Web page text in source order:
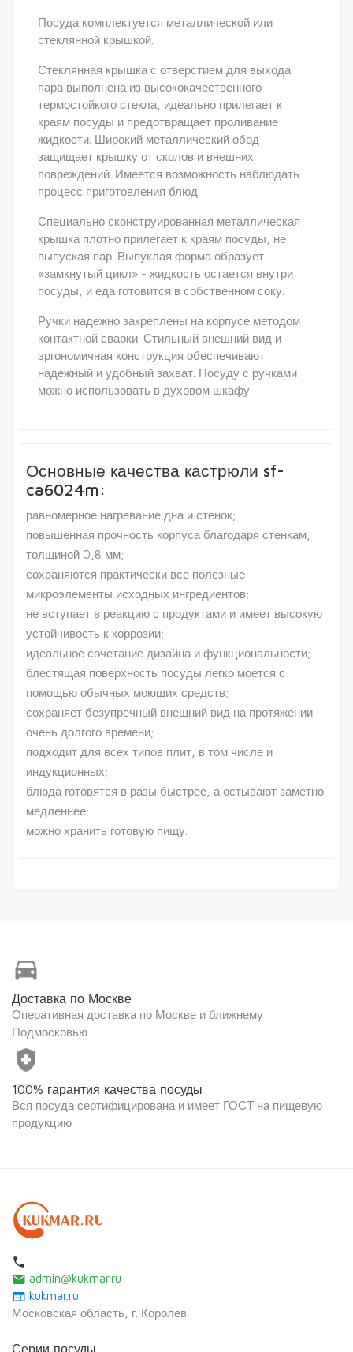
Посуда комплектуется металлической или
стеклянной крышкой.
Стеклянная крышка с отверстием для выхода
пара выполнена из высококачественного
термостойкого стекла, идеально прилегает к
краям посуды и предотвращает проливание
жидкости. Широкий металлический обод
защищает крышку от сколов и внешних
повреждений. Имеется возможность наблюдать
процесс приготовления блюд.
Специально сконструированная металлическая
крышка плотно прилегает к краям посуды, не
выпуская пар. Выпуклая форма образует
«замкнутый цикл» - жидкость остается внутри
посуды, и еда готовится в собственном соку.
Ручки надежно закреплены на корпусе методом
контактной сварки. Стильный внешний вид и
эргономичная конструкция обеспечивают
надежный и удобный захват. Посуду с ручками
можно использовать в духовом шкафу.
Основные качества кастрюли sf-
ca6024m:
равномерное нагревание дна и стенок;
повышенная прочность корпуса благодаря стенкам,
толщиной 0,8 мм;
сохраняются практически все полезные
микроэлементы исходных ингредиентов;
не вступает в реакцию с продуктами и имеет высокую
устойчивость к коррозии;
идеальное сочетание дизайна и функциональности;
блестящая поверхность посуды легко моется с
помощью обычных моющих средств;
сохраняет безупречный внешний вид на протяжении
очень долгого времени;
подходит для всех типов плит, в том числе и
индукционных;
блюда готовятся в разы быстрее, а остывают заметно
медленнее;
можно хранить готовую пищу.
directions_car
Доставка по Москве
Оперативная доставка по Москве и ближнему
Подмосковью
health_and_safety
100% гарантия качества посуды
Вся посуда сертифицирована и имеет ГОСТ на пищевую
продукцию
local_phone
email admin@kukmar.ru
web kukmar.ru
Московская область, г. Королев
Серии посуды